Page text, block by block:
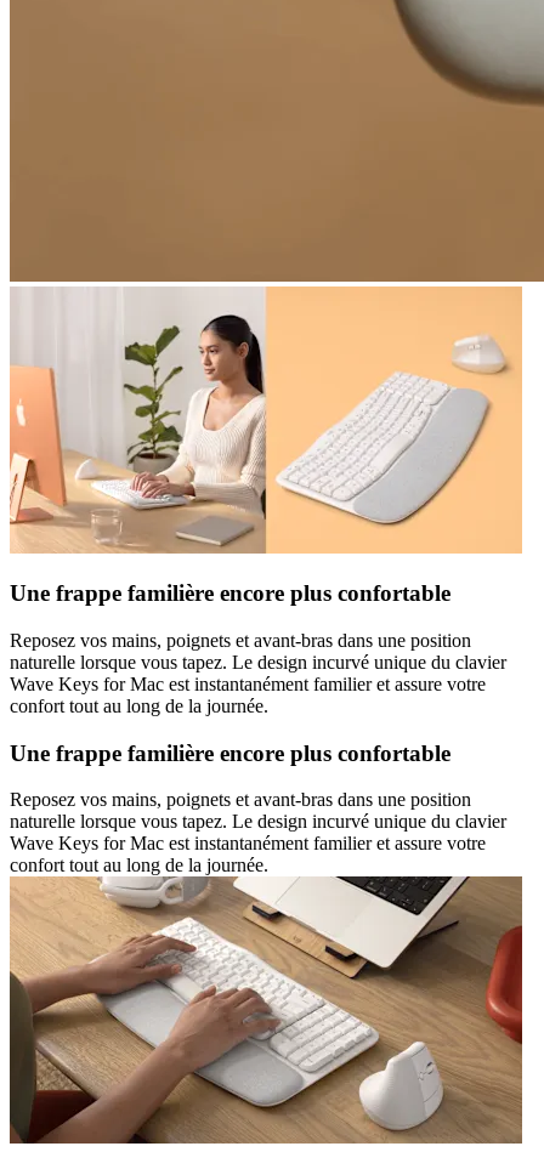
Une frappe familière encore plus confortable
Reposez vos mains, poignets et avant-bras dans une position
naturelle lorsque vous tapez. Le design incurvé unique du clavier
Wave Keys for Mac est instantanément familier et assure votre
confort tout au long de la journée.
Une frappe familière encore plus confortable
Reposez vos mains, poignets et avant-bras dans une position
naturelle lorsque vous tapez. Le design incurvé unique du clavier
Wave Keys for Mac est instantanément familier et assure votre
confort tout au long de la journée.